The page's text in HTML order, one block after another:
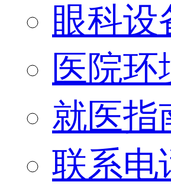
眼科设
医院环
就医指
联系电